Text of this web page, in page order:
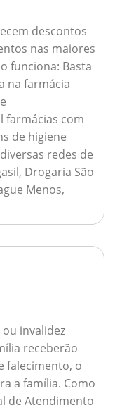
descontos
nas maiores
funciona: Basta
na farmácia
farmácias com
de higiene
redes de
Drogaria São
Menos,
invalidez
receberão
falecimento, o
a família. Como
de Atendimento